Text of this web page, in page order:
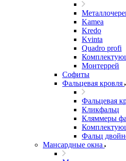
Kamea
Kredo
Kvinta
Quadro profi
Монтеррей
Софиты
Фальцевая кровля
Фальцевая
Кликфальц
Кляммеры
Фальц
Мансардные окна